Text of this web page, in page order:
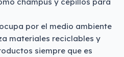
por el medio ambiente
materiales reciclables y
siempre que es